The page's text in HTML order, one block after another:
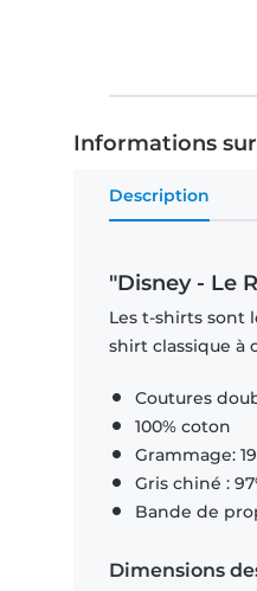
Informations
Description
"Disney - Le
Les t-shirts sont
shirt classique à
Coutures
100% coton
Grammage:
Gris chiné :
Bande de
Dimensions